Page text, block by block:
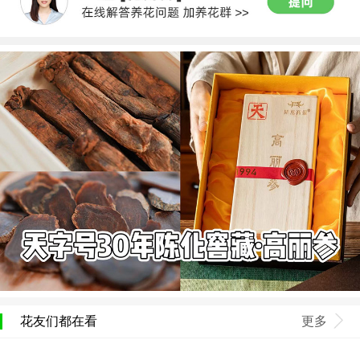
花友们都在看 更多